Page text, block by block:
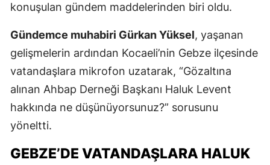
konuşulan gündem maddelerinden biri oldu.
Gündemce muhabiri Gürkan Yüksel, yaşanan
gelişmelerin ardından Kocaeli’nin Gebze ilçesinde
vatandaşlara mikrofon uzatarak, “Gözaltına
alınan Ahbap Derneği Başkanı Haluk Levent
hakkında ne düşünüyorsunuz?” sorusunu
yöneltti.
GEBZE’DE VATANDAŞLARA HALUK